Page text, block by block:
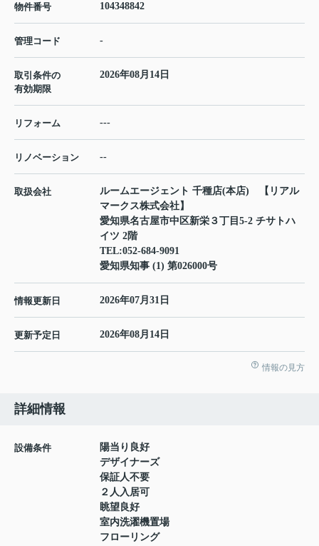
物件番号 104348842
管理コード -
取引条件の
有効期限
2026年08月14日
リフォーム ---
リノベーション --
取扱会社
ルームエージェント 千種店(本店) 【リアル
マークス株式会社】
愛知県名古屋市中区新栄３丁目5-2 チサトハ
イツ 2階
TEL:052-684-9091
愛知県知事 (1) 第026000号
情報更新日 2026年07月31日
更新予定日 2026年08月14日
情報の見方
詳細情報
設備条件
陽当り良好
デザイナーズ
保証人不要
２人入居可
眺望良好
室内洗濯機置場
フローリング